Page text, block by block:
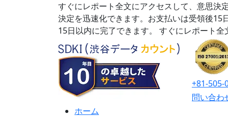
すぐにレポート全文にアクセスして、意思決
決定を迅速化できます。お支払いは受領後15
15日以内に完了できます。
すぐにレポート全
+81-505-
問い合わ
ホーム